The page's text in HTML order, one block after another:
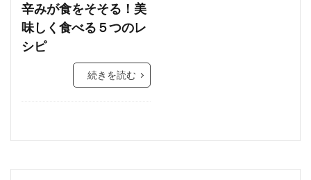
辛みが食をそそる！美
味しく食べる５つのレ
シピ
続きを読む